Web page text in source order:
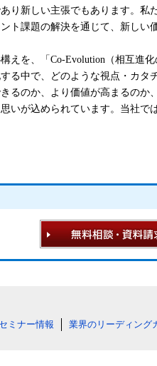
り新しい主張でもあります。私
ト課題の解決を通じて、新しい
えを、「Co-Evolution（相互進
る中で、どのような視点・カタ
るのか、より価値が高まるのか
いが込められています。当社
セミナー情報 業界のリーディング